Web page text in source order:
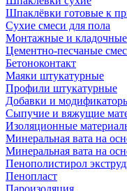
Шпаклёвки готовые к
Сухие смеси для пола
Монтажные и кладочные
Цементно-песчаные
Бетоноконтакт
Маяки штукатурные
Профили штукатурные
Добавки и
Сыпучие и вяжущие
Изоляционные
Минеральная вата на
Минеральная вата на
Пенополистирол
Пенопласт
Пароизоляция